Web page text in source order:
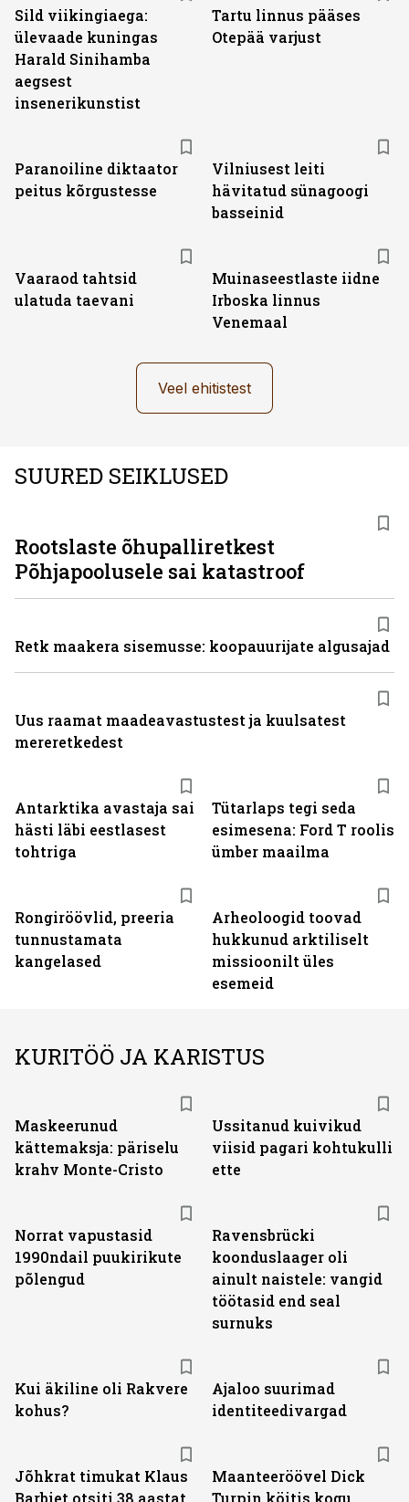
Sild viikingiaega:
ülevaade kuningas
Harald Sinihamba
aegsest
insenerikunstist
Tartu linnus pääses
Otepää varjust
Paranoiline diktaator
peitus kõrgustesse
Vilniusest leiti
hävitatud sünagoogi
basseinid
Vaaraod tahtsid
ulatuda taevani
Muinaseestlaste iidne
Irboska linnus
Venemaal
Veel ehitistest
SUURED SEIKLUSED
Antarktika avastaja sai
hästi läbi eestlasest
tohtriga
Tütarlaps tegi seda
esimesena: Ford T roolis
ümber maailma
Rongiröövlid, preeria
tunnustamata
kangelased
Arheoloogid toovad
hukkunud arktiliselt
missioonilt üles
esemeid
Rootslaste õhupalliretkest
Põhjapoolusele sai katastroof
Retk maakera sisemusse: koopauurijate algusajad
Uus raamat maadeavastustest ja kuulsatest
mereretkedest
KURITÖÖ JA KARISTUS
Maskeerunud
kättemaksja: päriselu
krahv Monte-Cristo
Ussitanud kuivikud
viisid pagari kohtukulli
ette
Norrat vapustasid
1990ndail puukirikute
põlengud
Ravensbrücki
koonduslaager oli
ainult naistele: vangid
töötasid end seal
surnuks
Kui äkiline oli Rakvere
kohus?
Ajaloo suurimad
identiteedivargad
Jõhkrat timukat Klaus
Barbiet otsiti 38 aastat
Maanteeröövel Dick
Turpin köitis kogu